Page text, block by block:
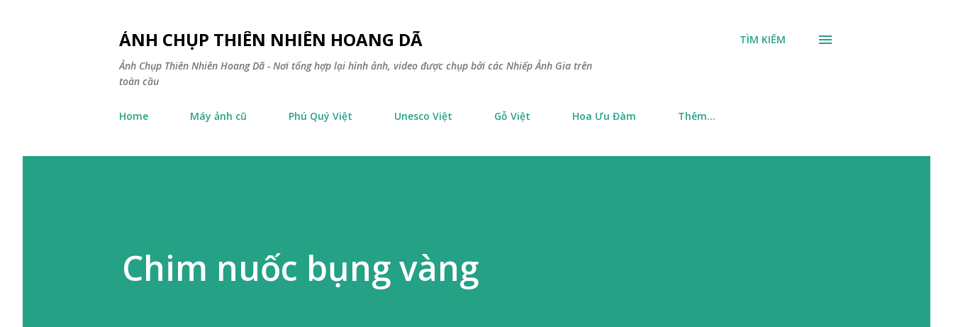
ẢNH CHỤP THIÊN NHIÊN HOANG DÃ
Ảnh Chụp Thiên Nhiên Hoang Dã - Nơi tổng hợp lại hình ảnh, video được chụp bởi các Nhiếp Ảnh Gia trên
toàn cầu
TÌM KIẾM
Home Máy ảnh cũ Phú Quý Việt Unesco Việt Gỗ Việt Hoa Ưu Đàm Thêm…
Chim nuốc bụng vàng